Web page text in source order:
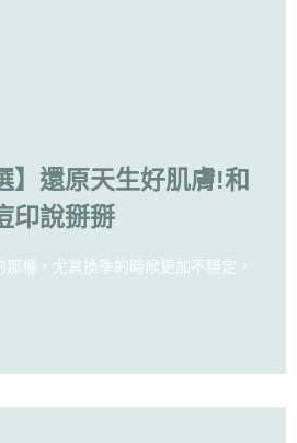
】還原天生好肌膚!和
印說掰掰
種，尤其換季的時候更加不穩定，